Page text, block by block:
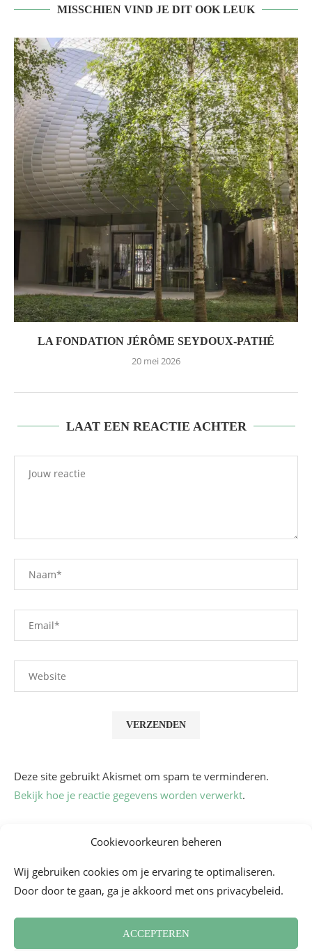
Cookievoorkeuren beheren
Wij gebruiken cookies om je ervaring te optimaliseren.
Door door te gaan, ga je akkoord met ons privacybeleid.
ACCEPTEREN
MISSCHIEN VIND JE DIT OOK LEUK
LA FONDATION JÉRÔME SEYDOUX-PATHÉ
20 mei 2026
LAAT EEN REACTIE ACHTER
Deze site gebruikt Akismet om spam te verminderen.
Bekijk hoe je reactie gegevens worden verwerkt.